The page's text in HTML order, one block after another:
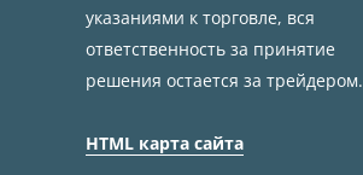
указаниями к торговле, вся
ответственность за принятие
решения остается за трейдером.
HTML карта сайта